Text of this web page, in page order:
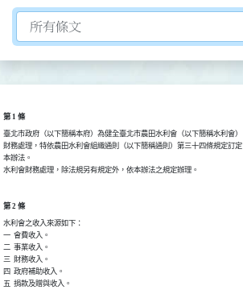
切換選擇法規資訊內容
第 1 條
臺北市政府（以下簡稱本府）為健全臺北市農田水利會（以下簡稱水利會）
財務處理，特依農田水利會組織通則（以下簡稱通則）第三十四條規定訂定
本辦法。
水利會財務處理，除法規另有規定外，依本辦法之規定辦理。
第 2 條
水利會之收入來源如下：
一  會費收入。
二  事業收入。
三  財務收入。
四  政府補助收入。
五  捐款及贈與收入。